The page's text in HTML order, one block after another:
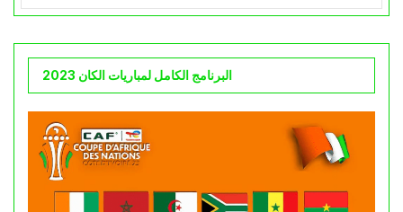
البرنامج الكامل لمباريات الكان 2023